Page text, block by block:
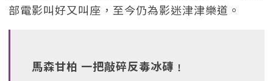
部電影叫好又叫座，至今仍為影迷津津樂道。
馬森甘柏 一把敲碎反毒冰磚﹗